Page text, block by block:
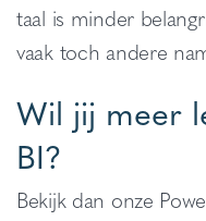
taal is minder
vaak toch andere
Wil jij meer
BI?
Bekijk dan onze